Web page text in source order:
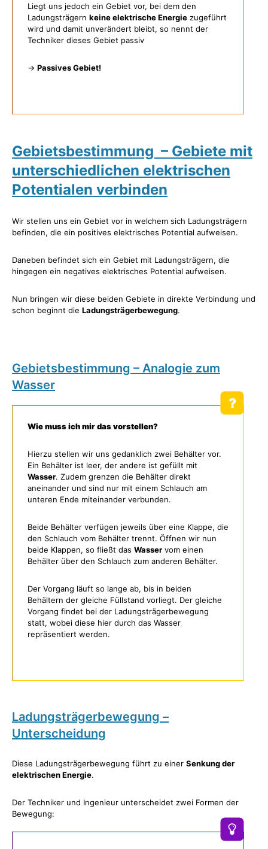
Liegt uns jedoch ein Gebiet vor, bei dem den
Ladungsträgern keine elektrische Energie zugeführt
wird und damit unverändert bleibt, so nennt der
Techniker dieses Gebiet passiv
→ Passives Gebiet!
Gebietsbestimmung – Gebiete mit
unterschiedlichen elektrischen
Potentialen verbinden
Wir stellen uns ein Gebiet vor in welchem sich Ladungsträgern
befinden, die ein positives elektrisches Potential aufweisen.
Daneben befindet sich ein Gebiet mit Ladungsträgern, die
hingegen ein negatives elektrisches Potential aufweisen.
Nun bringen wir diese beiden Gebiete in direkte Verbindung und
schon beginnt die Ladungsträgerbewegung.
Gebietsbestimmung – Analogie zum
Wasser
Wie muss ich mir das vorstellen?
Hierzu stellen wir uns gedanklich zwei Behälter vor.
Ein Behälter ist leer, der andere ist gefüllt mit
Wasser. Zudem grenzen die Behälter direkt
aneinander und sind nur mit einem Schlauch am
unteren Ende miteinander verbunden.
Beide Behälter verfügen jeweils über eine Klappe, die
den Schlauch vom Behälter trennt. Öffnen wir nun
beide Klappen, so fließt das Wasser vom einen
Behälter über den Schlauch zum anderen Behälter.
Der Vorgang läuft so lange ab, bis in beiden
Behältern der gleiche Füllstand vorliegt. Der gleiche
Vorgang findet bei der Ladungsträgerbewegung
statt, wobei diese hier durch das Wasser
repräsentiert werden.
Ladungsträgerbewegung –
Unterscheidung
Diese Ladungsträgerbewegung führt zu einer Senkung der
elektrischen Energie.
Der Techniker und Ingenieur unterscheidet zwei Formen der
Bewegung: